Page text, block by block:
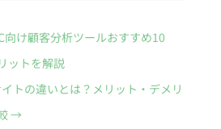
向け顧客分析ツールおすすめ10
ットを解説
トの違いとは？メリット・デメリ
→